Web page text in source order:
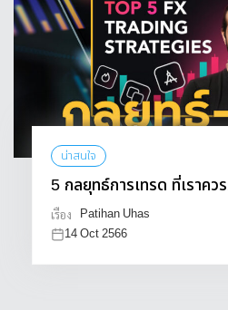
น่าสนใจ
5 กลยุทธ์การเทรด ที่เราคว
เรื่อง
Patihan Uhas
14 Oct 2566